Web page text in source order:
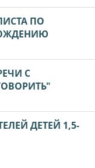
ПО
С
ДЕТЕЙ 1,5-